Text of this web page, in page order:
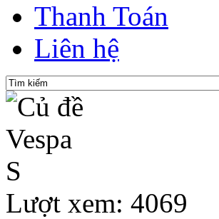
Thanh Toán
Liên hệ
Lượt xem: 4069